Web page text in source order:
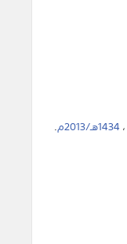
، 1434هـ/2013م
.